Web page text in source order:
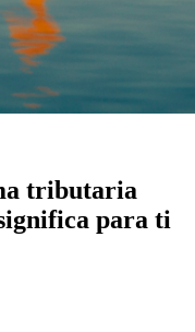
tributaria
para ti